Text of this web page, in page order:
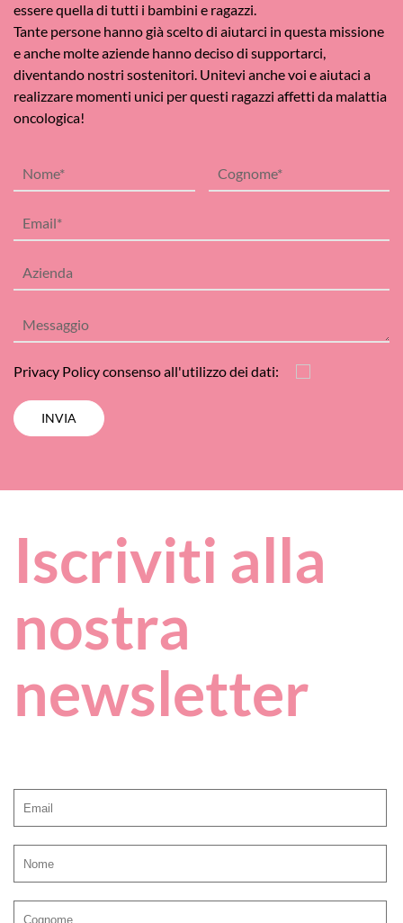
essere quella di tutti i bambini e ragazzi.
Tante persone hanno già scelto di aiutarci in questa missione
e anche molte aziende hanno deciso di supportarci,
diventando nostri sostenitori. Unitevi anche voi e aiutaci a
realizzare momenti unici per questi ragazzi affetti da malattia
oncologica!
Privacy Policyconsenso all'utilizzo dei dati:
Iscriviti alla
nostra
newsletter